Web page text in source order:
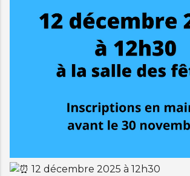
12 décembre 2025 à 12h30